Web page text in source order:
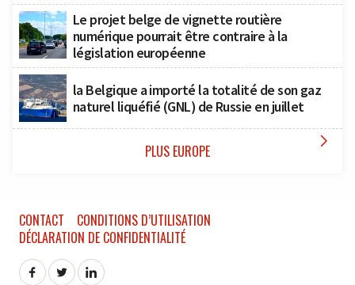
Le projet belge de vignette routière
numérique pourrait être contraire à la
législation européenne
la Belgique a importé la totalité de son gaz
naturel liquéfié (GNL) de Russie en juillet
PLUS EUROPE 
CONTACT
CONDITIONS D’UTILISATION
DÉCLARATION DE CONFIDENTIALITÉ